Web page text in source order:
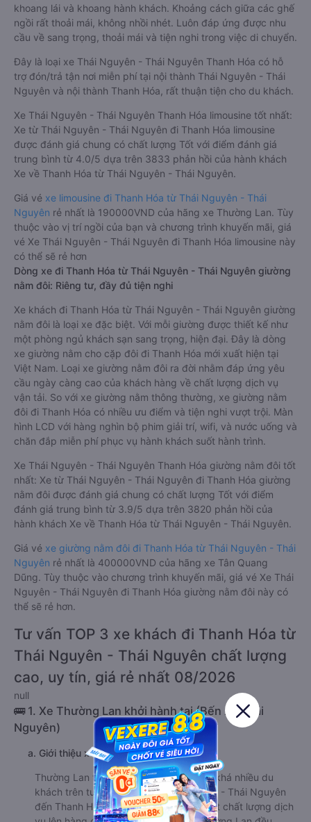
khoang lái và khoang hành khách. Khoảng cách giữa các ghế
ngồi rất thoải mái, không nhồi nhét. Luôn đáp ứng được nhu
cầu về sang trọng, thoải mái và tiện nghi trong việc di chuyển.
Đây là loại xe Thái Nguyên - Thái Nguyên Thanh Hóa có hỗ
trợ đón/trả tận nơi miễn phí tại nội thành Thái Nguyên - Thái
Nguyên và nội thành Thanh Hóa, rất thuận tiện cho du khách.
Xe Thái Nguyên - Thái Nguyên Thanh Hóa limousine tốt nhất:
Xe từ Thái Nguyên - Thái Nguyên đi Thanh Hóa limousine
được đánh giá chung có chất lượng Tốt với điểm đánh giá
trung bình từ 4.0/5 dựa trên 3833 phản hồi của hành khách
Xe về Thanh Hóa từ Thái Nguyên - Thái Nguyên.
Giá vé xe limousine đi Thanh Hóa từ Thái Nguyên - Thái
Nguyên rẻ nhất là 190000VND của hãng xe Thường Lan. Tùy
thuộc vào vị trí ngồi của bạn và chương trình khuyến mãi, giá
vé Xe Thái Nguyên - Thái Nguyên đi Thanh Hóa limousine này
có thể sẽ rẻ hơn
Dòng xe đi Thanh Hóa từ Thái Nguyên - Thái Nguyên giường
nằm đôi: Riêng tư, đầy đủ tiện nghi
Xe khách đi Thanh Hóa từ Thái Nguyên - Thái Nguyên giường
nằm đôi là loại xe đặc biệt. Với mỗi giường được thiết kế như
một phòng ngủ khách sạn sang trọng, hiện đại. Đây là dòng
xe giường nằm cho cặp đôi đi Thanh Hóa mới xuất hiện tại
Việt Nam. Loại xe giường nằm đôi ra đời nhằm đáp ứng yêu
cầu ngày càng cao của khách hàng về chất lượng dịch vụ
vận tải. So với xe giường nằm thông thường, xe giường nằm
đôi đi Thanh Hóa có nhiều ưu điểm và tiện nghi vượt trội. Màn
hình LCD với hàng nghìn bộ phim giải trí, wifi, và nước uống và
chăn đắp miễn phí phục vụ hành khách suốt hành trình.
Xe Thái Nguyên - Thái Nguyên Thanh Hóa giường nằm đôi tốt
nhất: Xe từ Thái Nguyên - Thái Nguyên đi Thanh Hóa giường
nằm đôi được đánh giá chung có chất lượng Tốt với điểm
đánh giá trung bình từ 3.9/5 dựa trên 3820 phản hồi của
hành khách Xe về Thanh Hóa từ Thái Nguyên - Thái Nguyên.
Giá vé xe giường nằm đôi đi Thanh Hóa từ Thái Nguyên - Thái
Nguyên rẻ nhất là 400000VND của hãng xe Tân Quang
Dũng. Tùy thuộc vào chương trình khuyến mãi, giá vé Xe Thái
Nguyên - Thái Nguyên đi Thanh Hóa giường nằm đôi này có
thể sẽ rẻ hơn.
Tư vấn TOP 3 xe khách đi Thanh Hóa từ
Thái Nguyên - Thái Nguyên chất lượng
cao, uy tín, giá rẻ nhất 08/2026
null
🚌 1. Xe Thường Lan khởi hành tại (Bến xe Thái
Nguyên)
a. Giới thiệu xe Thường Lan
Thường Lan từ lâu đã gây ấn tượng với khá nhiều du
khách trên tuyến đường từ Thái Nguyên - Thái Nguyên
đến Thanh Hóa. Là một hãng xe luôn đặt chất lượng dịch